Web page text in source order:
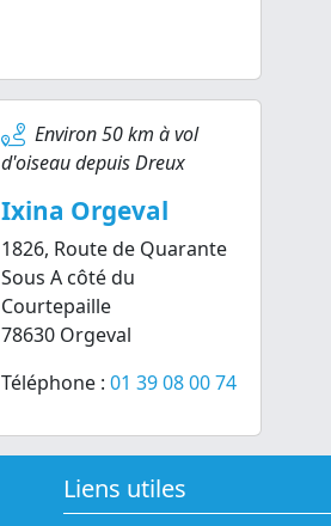
Environ 50 km à vol
d'oiseau depuis Dreux
Ixina Orgeval
1826, Route de Quarante
Sous A côté du
Courtepaille
78630 Orgeval
Téléphone :01 39 08 00 74
Liens utiles